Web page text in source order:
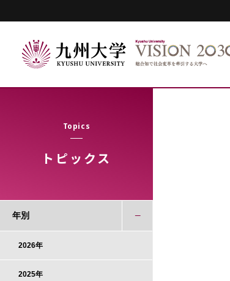
Topics
トピックス
年別
2026年
2025年